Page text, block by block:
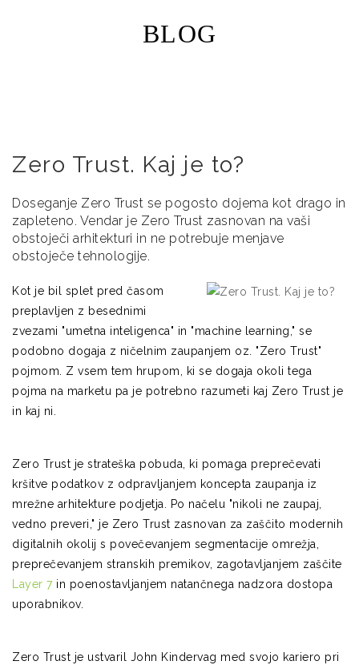
BLOG
Zero Trust. Kaj je to?
Doseganje Zero Trust se pogosto dojema kot drago in
zapleteno. Vendar je Zero Trust zasnovan na vaši
obstoječi arhitekturi in ne potrebuje menjave
obstoječe tehnologije.
Kot je bil splet pred časom
preplavljen z besednimi
zvezami "umetna inteligenca" in "machine learning," se
podobno dogaja z ničelnim zaupanjem oz. "Zero Trust"
pojmom. Z vsem tem hrupom, ki se dogaja okoli tega
pojma na marketu pa je potrebno razumeti kaj Zero Trust je
in kaj ni.
Zero Trust je strateška pobuda, ki pomaga preprečevati
kršitve podatkov z odpravljanjem koncepta zaupanja iz
mrežne arhitekture podjetja. Po načelu "nikoli ne zaupaj,
vedno preveri," je Zero Trust zasnovan za zaščito modernih
digitalnih okolij s povečevanjem segmentacije omrežja,
preprečevanjem stranskih premikov, zagotavljanjem zaščite
Layer 7in poenostavljanjem natančnega nadzora dostopa
uporabnikov.
Zero Trust je ustvaril John Kindervag med svojo kariero pri